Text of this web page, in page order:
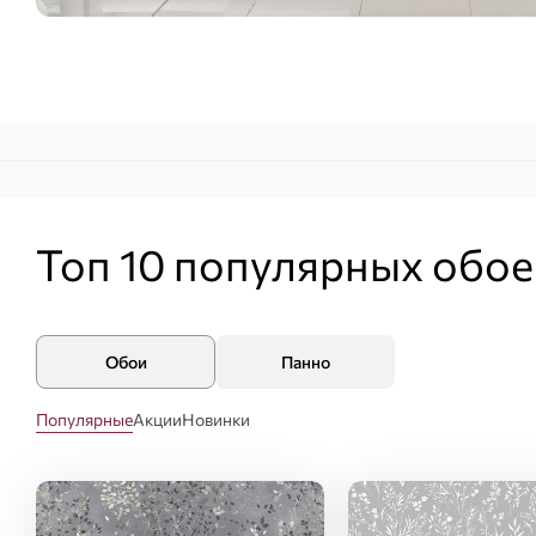
Топ 10 популярных
Обои Панно
ПопулярныеАкцииНовинки